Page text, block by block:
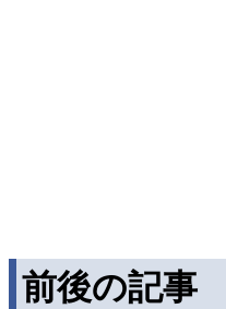
前後の記事